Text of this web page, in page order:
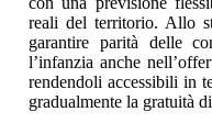
reali del territorio. Allo
garantire parità delle
l’infanzia anche
rendendoli accessibili in
gradualmente la gratuità